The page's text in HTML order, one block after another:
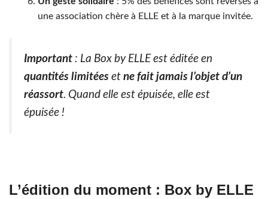
une association chère à ELLE et à la marque invitée.
Important : La Box by ELLE est éditée en
quantités limitées et ne fait jamais l’objet d’un
réassort. Quand elle est épuisée, elle est
épuisée !
L’édition du moment : Box by ELLE